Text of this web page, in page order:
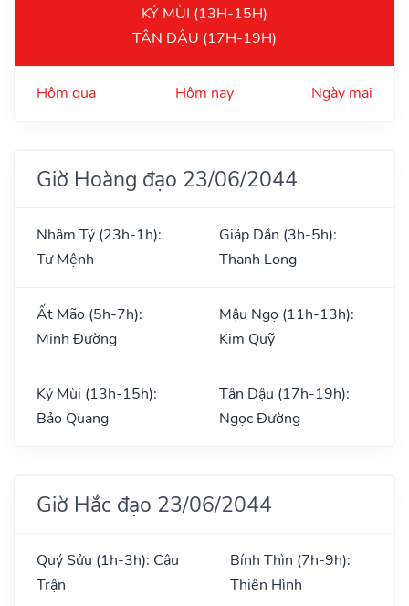
KỶ MÙI (13H-15H)
TÂN DẬU (17H-19H)
Hôm qua Hôm nay Ngày mai
Giờ Hoàng đạo 23/06/2044
Nhâm Tý (23h-1h):
Tư Mệnh
Giáp Dần (3h-5h):
Thanh Long
Ất Mão (5h-7h):
Minh Đường
Mậu Ngọ (11h-13h):
Kim Quỹ
Kỷ Mùi (13h-15h):
Bảo Quang
Tân Dậu (17h-19h):
Ngọc Đường
Giờ Hắc đạo 23/06/2044
Quý Sửu (1h-3h): Câu
Trận
Bính Thìn (7h-9h):
Thiên Hình